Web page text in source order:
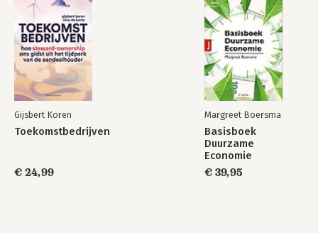
Gijsbert Koren
Toekomstbedrijven
€ 24,99
Margreet Boersma
Basisboek
Duurzame
Economie
€ 39,95